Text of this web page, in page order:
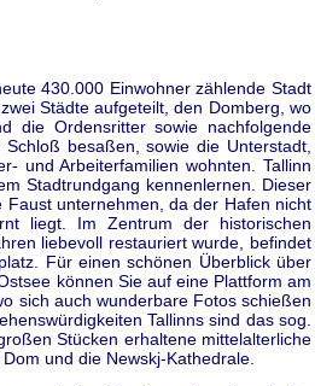
430.000 Einwohner zählende Stadt
Städte aufgeteilt, den Domberg, wo
die Ordensritter sowie nachfolgende
besaßen, sowie die Unterstadt,
und Arbeiterfamilien wohnten. Tallinn
Stadtrundgang kennenlernen. Dieser
Faust unternehmen, da der Hafen nicht
liegt. Im Zentrum der historischen
liebevoll restauriert wurde, befindet
Für einen schönen Überblick über
können Sie auf eine Plattform am
sich auch wunderbare Fotos schießen
Tallinns sind das sog.
Stücken erhaltene mittelalterliche
und die Newskj-Kathedrale.